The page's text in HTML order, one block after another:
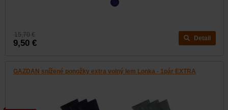
15,70 €
9,50 € Detail
GAZDAN snížené ponožky extra volný lem Lonka - 1pár EXTRA